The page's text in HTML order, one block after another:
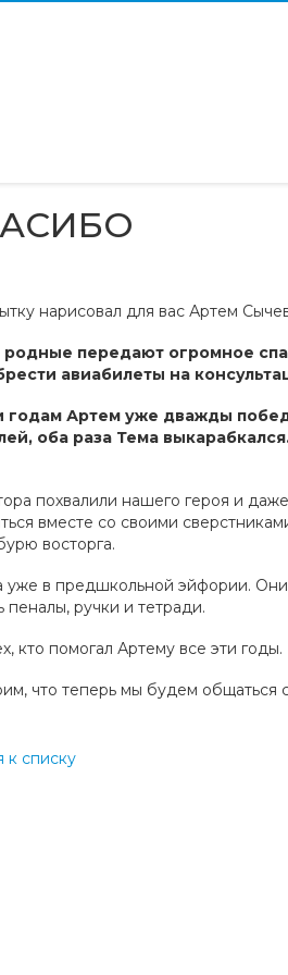
нарисовал для вас Артем
родные передают огромное
авиабилеты на
годам Артем уже дважды
оба раза Тема
похвалили нашего героя и
вместе со своими
восторга.
уже в предшкольной эйфории. Они
пеналы, ручки и тетради.
кто помогал Артему все эти
что теперь мы будем общаться
к списку